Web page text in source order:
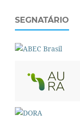
SEGNATÁRIO